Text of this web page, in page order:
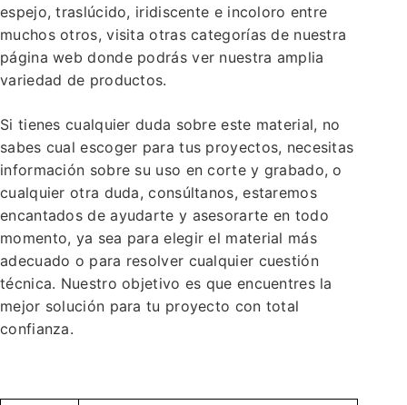
espejo, traslúcido, iridiscente e incoloro entre
muchos otros, visita otras categorías de nuestra
página web donde podrás ver nuestra amplia
variedad de productos.
Si tienes cualquier duda sobre este material, no
sabes cual escoger para tus proyectos, necesitas
información sobre su uso en corte y grabado, o
cualquier otra duda, consúltanos, estaremos
encantados de ayudarte y asesorarte en todo
momento, ya sea para elegir el material más
adecuado o para resolver cualquier cuestión
técnica. Nuestro objetivo es que encuentres la
mejor solución para tu proyecto con total
confianza.